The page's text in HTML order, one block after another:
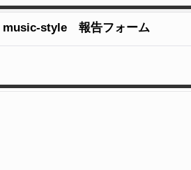
music-style 報告フォーム